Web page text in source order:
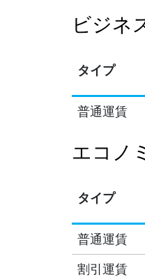
ビジネ
タイプ
普通運賃
エコノ
タイプ
普通運賃
割引運賃